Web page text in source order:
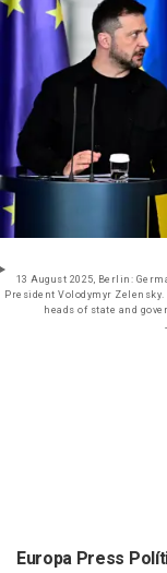
13 August 2025, Berlin:
President Volodymyr
heads of state and
Europa Press